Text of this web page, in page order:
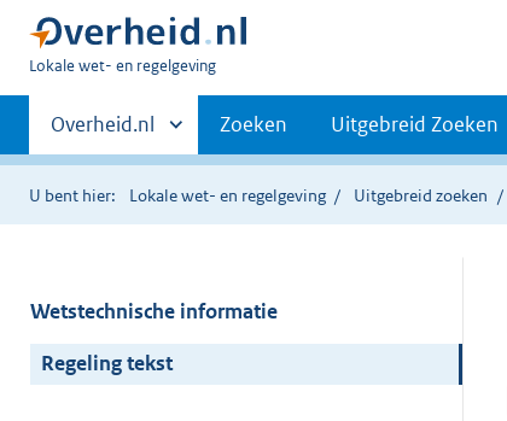
U
hier:
Lokale wet- en regelgeving
Primaire
navigatie
Andere
sites
binnen
Overheid.nl Zoeken Uitgebreid Zoeken
U bent hier: Lokale wet- en regelgeving Uitgebreid zoeken
Wetstechnische informatie
Regeling tekst